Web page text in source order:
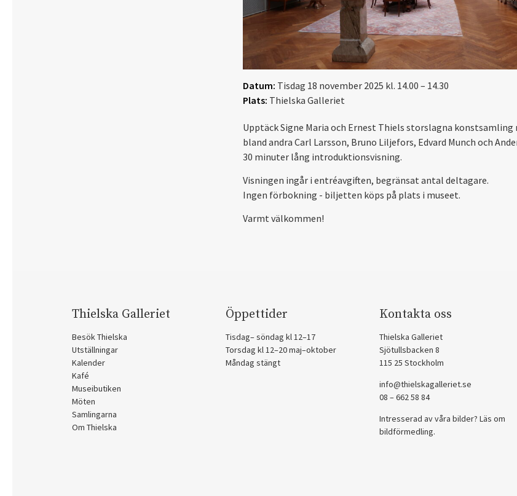
Datum: Tisdag 18 november 2025 kl. 14.00 – 14.30
Plats: Thielska Galleriet
Upptäck Signe Maria och Ernest Thiels storslagna konstsamling
bland andra Carl Larsson, Bruno Liljefors, Edvard Munch och
30 minuter lång introduktionsvisning.
Visningen ingår i entréavgiften, begränsat antal deltagare.
Ingen förbokning - biljetten köps på plats i museet.
Varmt välkommen!
Thielska Galleriet
Besök Thielska
Utställningar
Kalender
Kafé
Museibutiken
Möten
Samlingarna
Om Thielska
Öppettider
Tisdag– söndag kl 12–17
Torsdag kl 12–20 maj–oktober
Måndag stängt
Kontakta oss
Thielska Galleriet
Sjötullsbacken 8
115 25 Stockholm
info@thielskagalleriet.se
08 – 662 58 84
Intresserad av våra bilder? Läs om
bildförmedling.